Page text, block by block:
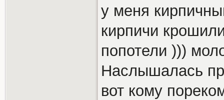
у меня
кирпичи
попотели )))
Наслышалась
вот кому